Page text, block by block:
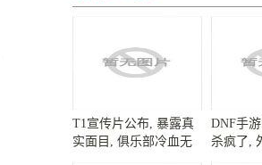
T1宣传片公布, 暴露真
实面目, 俱乐部冷血无
DNF手
杀疯了,